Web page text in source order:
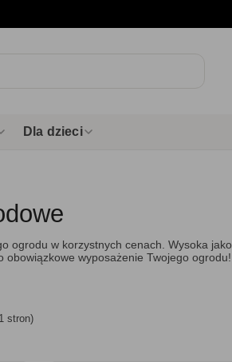
Dla dzieci
ogrodu w korzystnych cenach. Wysoka
wyposażenie Twojego ogrodu!
stron)